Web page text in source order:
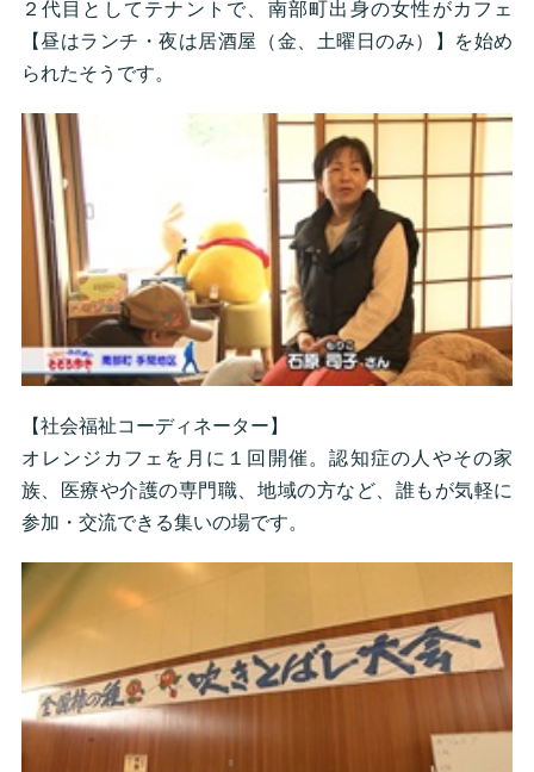
２代目としてテナントで、南部町出身の女性がカフェ
【昼はランチ・夜は居酒屋（金、土曜日のみ）】を始め
られたそうです。
【社会福祉コーディネーター】
オレンジカフェを月に１回開催。認知症の人やその家
族、医療や介護の専門職、地域の方など、誰もが気軽に
参加・交流できる集いの場です。